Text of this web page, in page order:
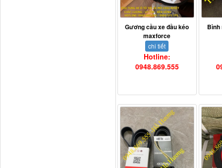
Gương cầu xe đầu kéo
maxforce
chi tiết
Hotline:
0948.869.555
Bình